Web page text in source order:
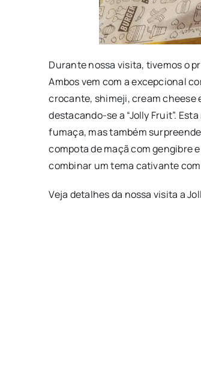
Durante nossa visita, tivemos o
Ambos vem com a excepcional
crocante, shimeji, cream cheese
destacando-se a “Jolly Fruit”.
fumaça, mas também
compota de maçã com gengibre
combinar um tema cativante
Veja detalhes da nossa visita a